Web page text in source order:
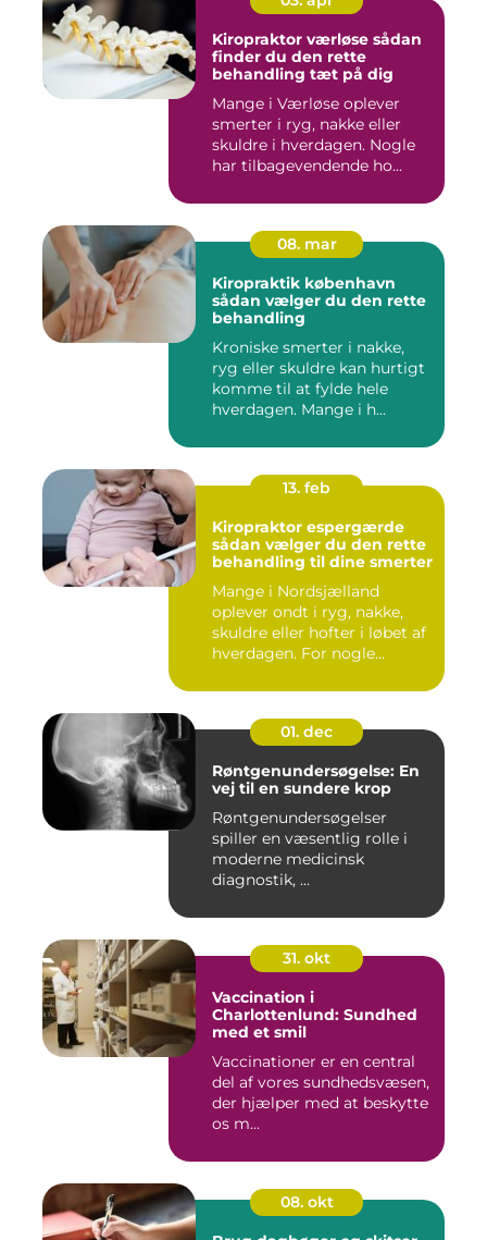
Kiropraktor værløse sådan
finder du den rette
behandling tæt på dig
Mange i Værløse oplever
smerter i ryg, nakke eller
skuldre i hverdagen. Nogle
har tilbagevendende ho...
08. mar
Kiropraktik københavn
sådan vælger du den rette
behandling
Kroniske smerter i nakke,
ryg eller skuldre kan hurtigt
komme til at fylde hele
hverdagen. Mange i h...
13. feb
Kiropraktor espergærde
sådan vælger du den rette
behandling til dine smerter
Mange i Nordsjælland
oplever ondt i ryg, nakke,
skuldre eller hofter i løbet af
hverdagen. For nogle...
01. dec
Røntgenundersøgelse: En
vej til en sundere krop
Røntgenundersøgelser
spiller en væsentlig rolle i
moderne medicinsk
diagnostik, ...
31. okt
Vaccination i
Charlottenlund: Sundhed
med et smil
Vaccinationer er en central
del af vores sundhedsvæsen,
der hjælper med at beskytte
os m...
08. okt